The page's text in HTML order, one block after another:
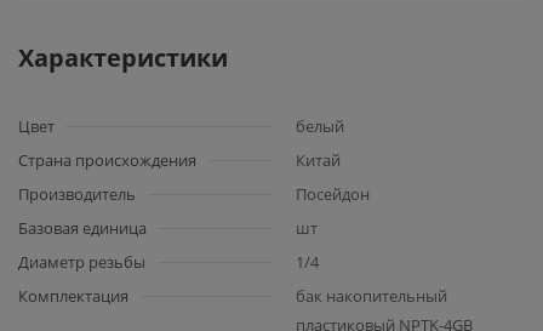
Характеристики
Цвет
белый
Страна происхождения
Китай
Производитель
Посейдон
Базовая единица
шт
Диаметр резьбы
1/4
Комплектация
бак накопительный
пластиковый NPTK-4GB